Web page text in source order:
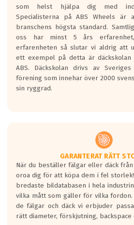
den kortaste bromssträckan och F är
längsta.
Inga D eller G betyg delas ut för
personbilar och lätta lastbilar.
Betyget sätts efter ett test där däcken
skall bromsa in på en väg där det
0.5-1.5 mm vatten.
I 80km/h kommer skillnaden på
Vid körning i över 50km/h brukar
rullmotståndets ljud överträffa
motorljudet.
På däckmärkningen kommer det
en symbol av ett däck med vågar. Hög
bullernivå markeras med svarta
medans de vita vågorna påvisar om
ett tyst däck.
som helst hjälpa dig med
Specialisterna på ABS Wheels är
branschens högsta standard.
oss har minst 5 års
erfarenheten så slutar vi aldrig att
ett exempel på detta är däckskolan
ABS. Däckskolan drivs av
förening som innehar över 2000
sin ryggrad.
GARANTERAT RÄTT
När du beställer fälgar eller däck
oroa dig för att köpa dem i fel
bredaste bildatabasen i hela
vilka mått som gäller för vilka
de fälgar och däck vi erbjuder
rätt diameter, förskjutning,